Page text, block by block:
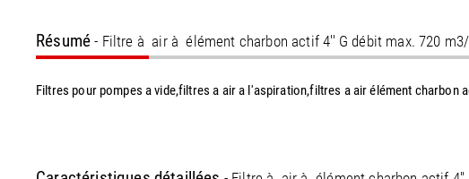
Résumé - Filtre à air à élément charbon actif 4'' G débit max. 720 m3/
Filtres pour pompes a vide,filtres a air a l'aspiration,filtres a air élément charbon